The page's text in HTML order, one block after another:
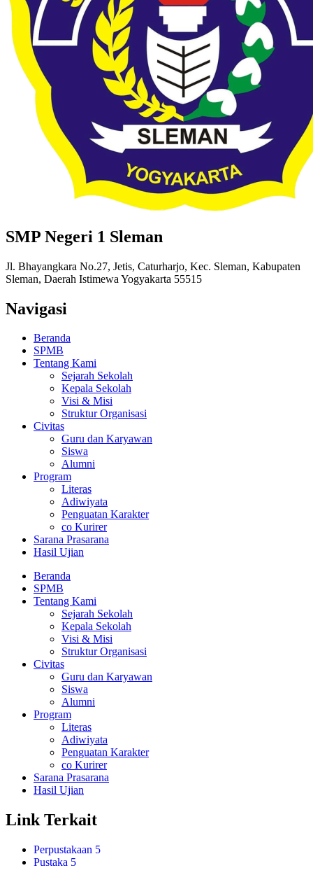
SMP Negeri 1 Sleman
Jl. Bhayangkara No.27, Jetis, Caturharjo, Kec. Sleman, Kabupaten
Sleman, Daerah Istimewa Yogyakarta 55515
Navigasi
Beranda
SPMB
Tentang Kami
Sejarah Sekolah
Kepala Sekolah
Visi & Misi
Struktur Organisasi
Civitas
Guru dan Karyawan
Siswa
Alumni
Program
Literas
Adiwiyata
Penguatan Karakter
co Kurirer
Sarana Prasarana
Hasil Ujian
Beranda
SPMB
Tentang Kami
Sejarah Sekolah
Kepala Sekolah
Visi & Misi
Struktur Organisasi
Civitas
Guru dan Karyawan
Siswa
Alumni
Program
Literas
Adiwiyata
Penguatan Karakter
co Kurirer
Sarana Prasarana
Hasil Ujian
Link Terkait
Perpustakaan 5
Pustaka 5